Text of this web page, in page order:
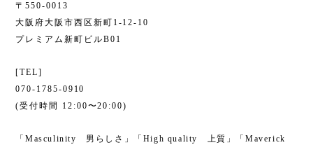
〒550-0013
大阪府大阪市西区新町1-12-10
プレミアム新町ビルB01
[TEL]
070-1785-0910
(受付時間 12:00〜20:00)
「Masculinity 男らしさ」「High quality 上質」「Maverick